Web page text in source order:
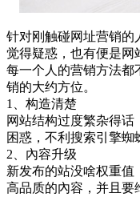
针对刚触碰网址营销的
觉得疑惑，也有便是网
每一个人的营销方法都
销的大约方位。
1、构造清楚
网站结构过度繁杂得
困惑，不利搜索引擎蜘
2、內容升级
新发布的站没啥权重值
高品质的內容，并且要